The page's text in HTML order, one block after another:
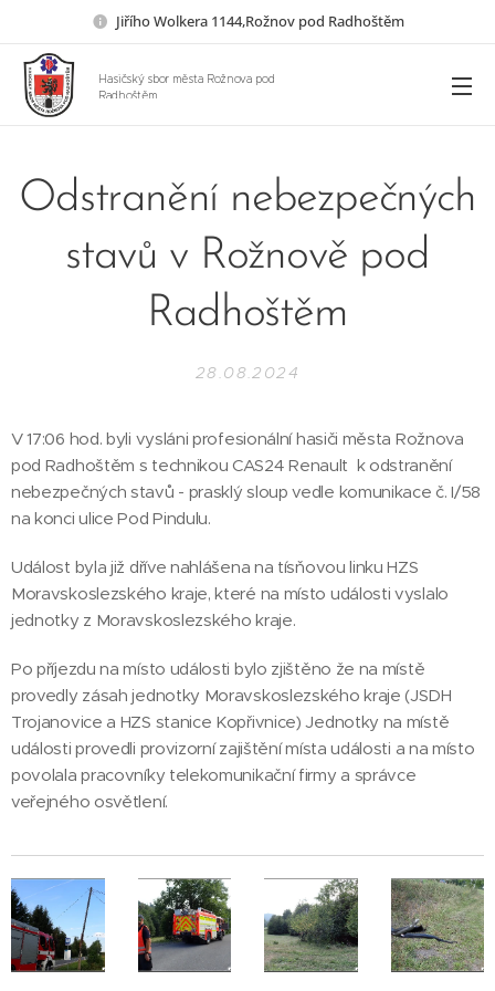
Jiřího Wolkera 1144,Rožnov pod Radhoštěm
Hasičský sbor města Rožnova pod
Radhoštěm
Odstranění nebezpečných
stavů v Rožnově pod
Radhoštěm
28.08.2024
V 17:06 hod. byli vysláni profesionální hasiči města Rožnova
pod Radhoštěm s technikou CAS24 Renault k odstranění
nebezpečných stavů - prasklý sloup vedle komunikace č. I/58
na konci ulice Pod Pindulu.
Událost byla již dříve nahlášena na tísňovou linku HZS
Moravskoslezského kraje, které na místo události vyslalo
jednotky z Moravskoslezského kraje.
Po příjezdu na místo události bylo zjištěno že na místě
provedly zásah jednotky Moravskoslezského kraje (JSDH
Trojanovice a HZS stanice Kopřivnice) Jednotky na místě
události provedli provizorní zajištění místa události a na místo
povolala pracovníky telekomunikační firmy a správce
veřejného osvětlení.